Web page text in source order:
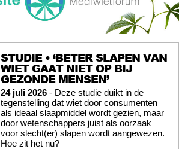
STUDIE • ‘BETER SLAPEN VAN
WIET GAAT NIET OP BIJ
GEZONDE MENSEN’
24 juli 2026 - Deze studie duikt in de
tegenstelling dat wiet door consumenten
als ideaal slaapmiddel wordt gezien, maar
door wetenschappers juist als oorzaak
voor slecht(er) slapen wordt aangewezen.
Hoe zit het nu?